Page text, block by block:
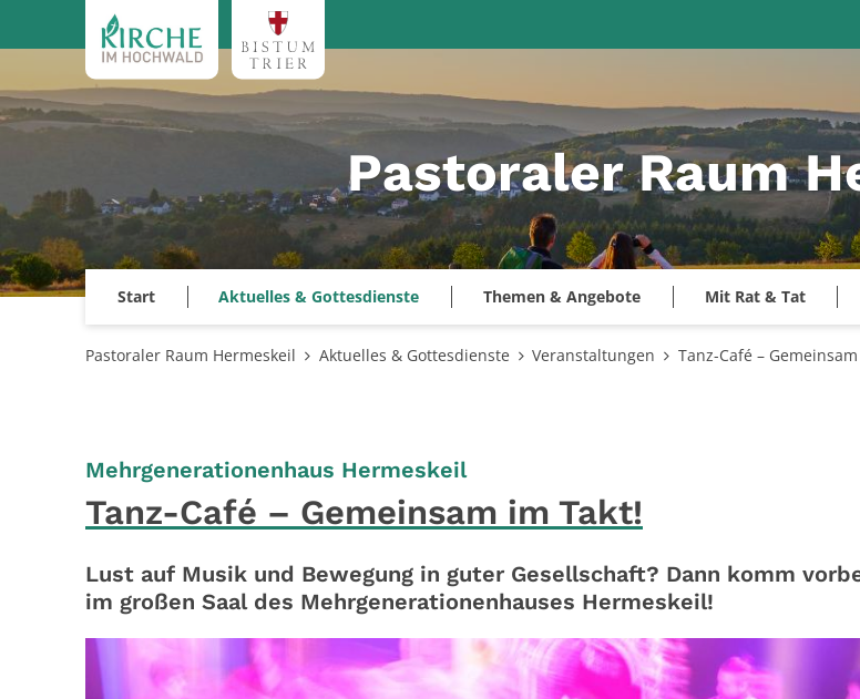
Zum Inhalt springen
Pastoraler Raum
Start Aktuelles & Gottesdienste Themen & Angebote Mit Rat & Tat
Pastoraler Raum Hermeskeil Aktuelles & Gottesdienste Veranstaltungen Tanz-Café –
Mehrgenerationenhaus Hermeskeil:
Tanz-Café – Gemeinsam im Takt!
Lust auf Musik und Bewegung in guter Gesellschaft? Dann komm
im großen Saal des Mehrgenerationenhauses Hermeskeil!